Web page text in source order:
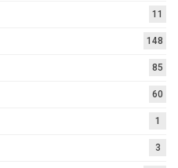
11
148
85
60
1
3